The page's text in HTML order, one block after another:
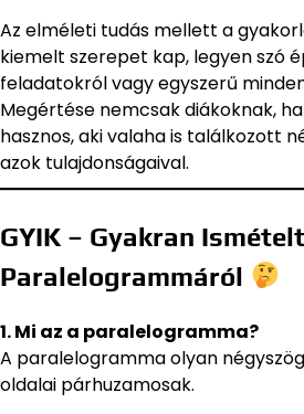
Az elméleti tudás mellett a
kiemelt szerepet kap, legyen szó
feladatokról vagy egyszerű
Megértése nemcsak diákoknak,
hasznos, aki valaha is találkozott
azok tulajdonságaival.
GYIK – Gyakran
Paralelogrammáról
1. Mi az a paralelogramma?
A paralelogramma olyan
oldalai párhuzamosak.